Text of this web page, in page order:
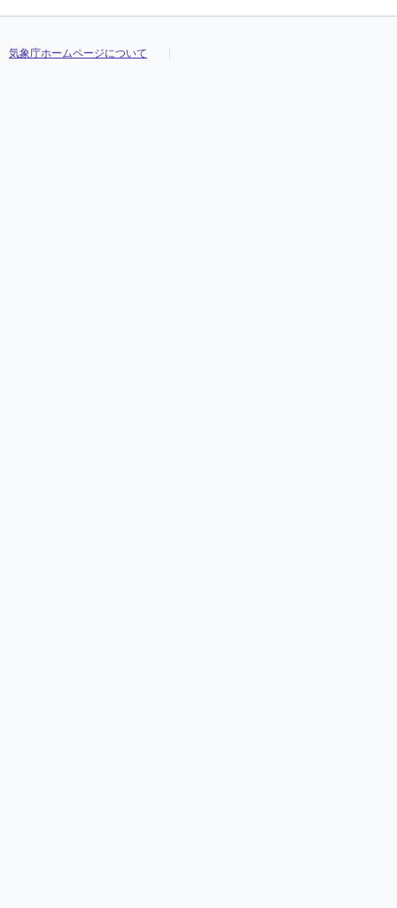
気象庁ホームページについて